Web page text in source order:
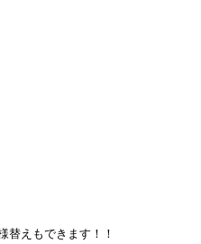
替えもできます！！